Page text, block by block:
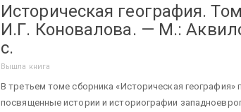
Историческая география.
И.Г. Коновалова. — М.:
с.
Вышла книга
В третьем томе сборника «Историческая география»
посвященные истории и историографии